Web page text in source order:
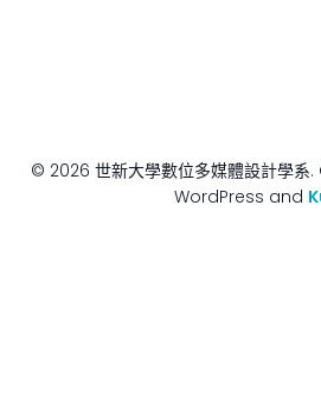
© 2026 世新大學數位多媒體設計學
WordPress and